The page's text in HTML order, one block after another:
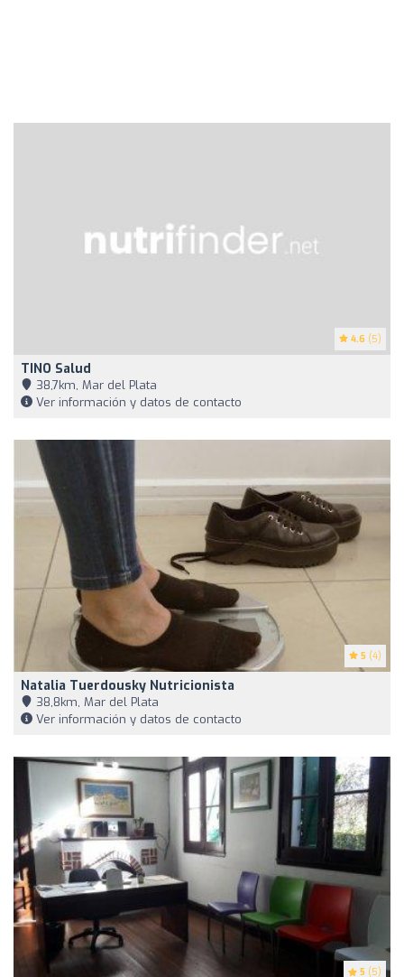
4.6 (5)
TINO Salud
38,7km, Mar del Plata
Ver información y datos de contacto
5 (4)
Natalia Tuerdousky Nutricionista
38,8km, Mar del Plata
Ver información y datos de contacto
5 (5)